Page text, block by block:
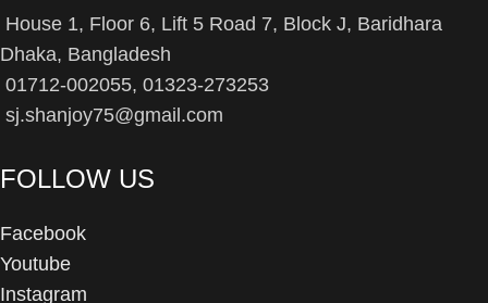
House 1, Floor 6, Lift 5 Road 7, Block J, Baridhara
Dhaka, Bangladesh
01712-002055, 01323-273253
sj.shanjoy75@gmail.com
FOLLOW US
Facebook
Youtube
Instagram